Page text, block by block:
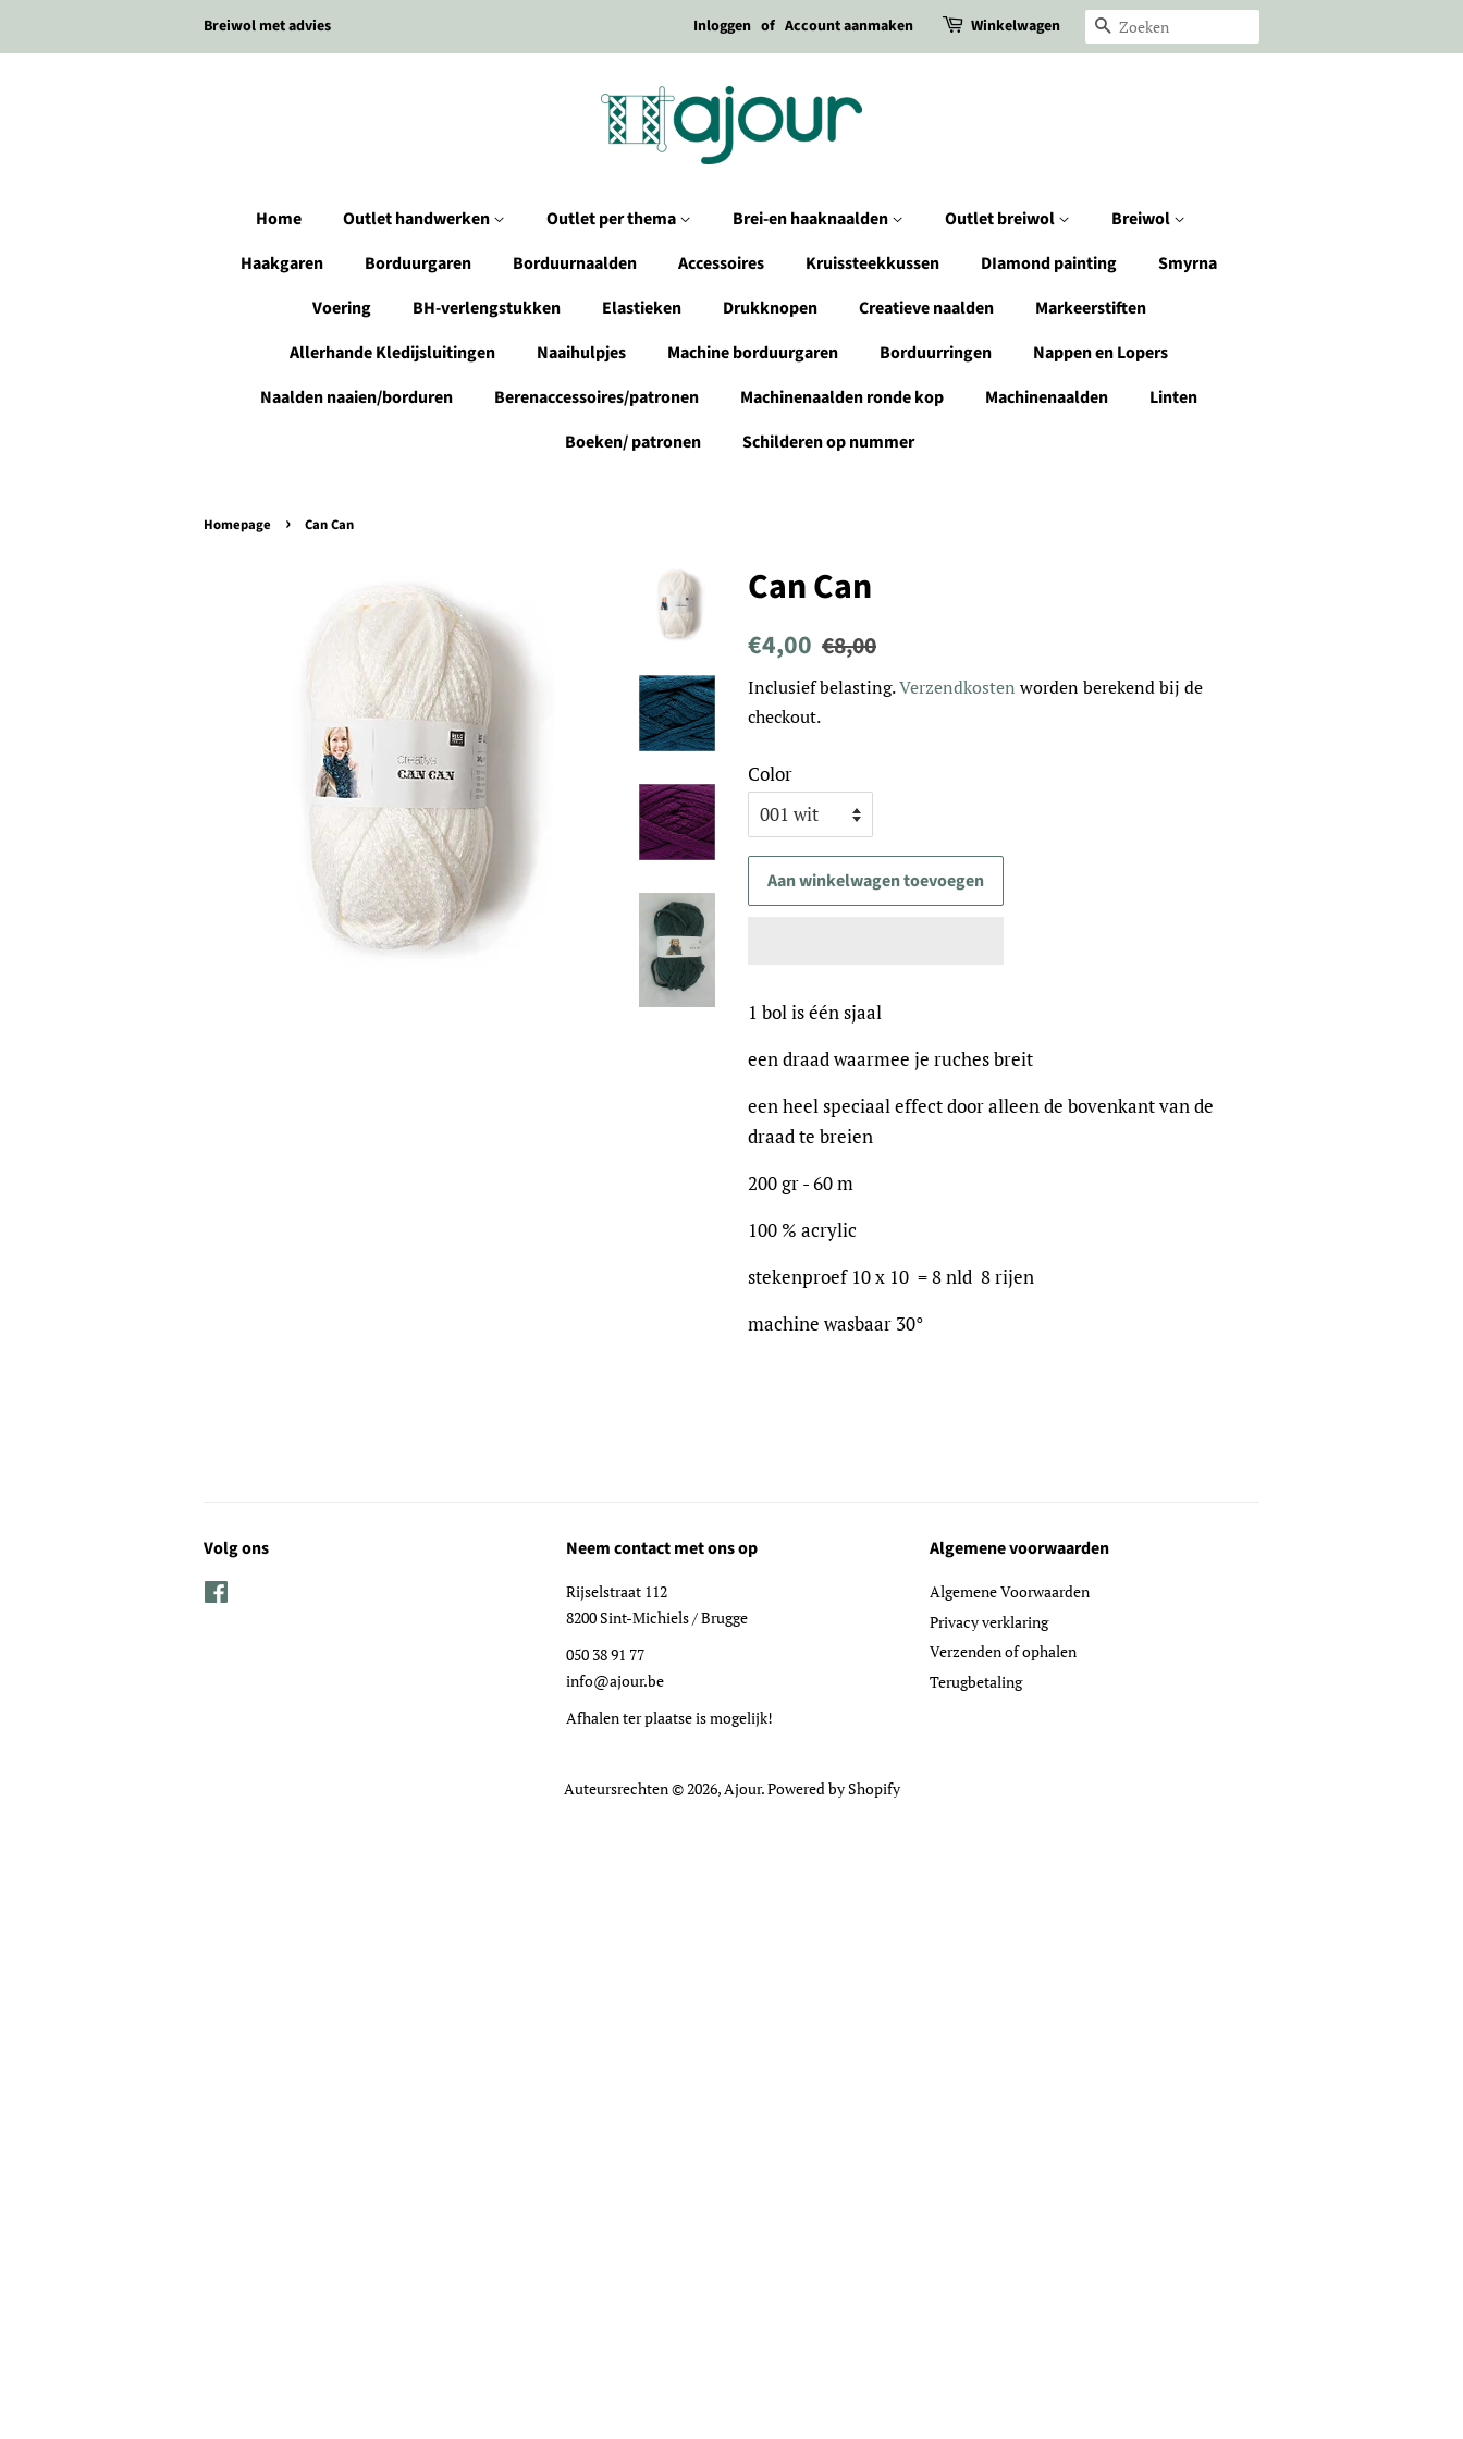
Breiwol met advies Inloggen of Account aanmaken Winkelwagen Zoeken
Home Outlet handwerken Outlet per thema Brei-en haaknaalden Outlet breiwol
Breiwol
Haakgaren
Borduurgaren Borduurnaalden Accessoires Kruissteekkussen DIamond painting
Smyrna
Voering
BH-verlengstukken Elastieken Drukknopen Creatieve naalden
Markeerstiften
Allerhande Kledijsluitingen
Naaihulpjes Machine borduurgaren Borduurringen
Nappen en Lopers
Naalden naaien/borduren
Berenaccessoires/patronen Machinenaalden ronde kop Machinenaalden
Linten
Boeken/ patronen
Schilderen op nummer
Homepage › Can Can
Can Can
Normale
€4,00 Aanbiedingsprijs
€8,00
Inclusief belasting.Verzendkosten worden berekend bij de
checkout.
Color
Aan winkelwagen toevoegen
1 bol is één sjaal
een draad waarmee je ruches breit
een heel speciaal effect door alleen de bovenkant van de
draad te breien
200 gr - 60 m
100 % acrylic
stekenproef 10 x 10 = 8 nld 8 rijen
machine wasbaar 30°
Volg ons Neem contact met ons op
Rijselstraat 112
8200 Sint-Michiels / Brugge
050 38 91 77
info@ajour.be
Afhalen ter plaatse is mogelijk!
Algemene voorwaarden
Algemene Voorwaarden
Privacy verklaring
Verzenden of ophalen
Terugbetaling
Auteursrechten © 2026,Ajour. Powered by Shopify